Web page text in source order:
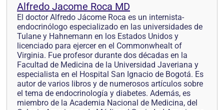
Alfredo Jacome Roca MD
El doctor Alfredo Jácome Roca es un internista-
endocrinólogo especializado en las universidades de
Tulane y Hahnemann en los Estados Unidos y
licenciado para ejercer en el Commonwhealt of
Virginia. Fue profesor durante dos décadas en la
Facultad de Medicina de la Universidad Javeriana y
especialista en el Hospital San Ignacio de Bogotá. Es
autor de varios libros y de numerosos artículos sobre
el tema de endocrinología y diabetes. Además, es
miembro de la Academia Nacional de Medicina, del